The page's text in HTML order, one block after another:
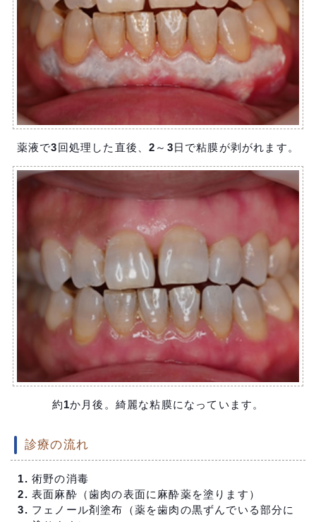
薬液で3回処理した直後、2～3日で粘膜が剥がれます。
約1か月後。綺麗な粘膜になっています。
診療の流れ
術野の消毒
表面麻酔（歯肉の表面に麻酔薬を塗ります）
フェノール剤塗布（薬を歯肉の黒ずんでいる部分に